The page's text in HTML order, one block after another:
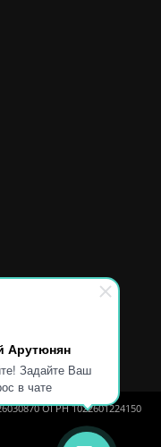
Арутюнян
Задайте Ваш
в чате
ОГРН 1022601224150